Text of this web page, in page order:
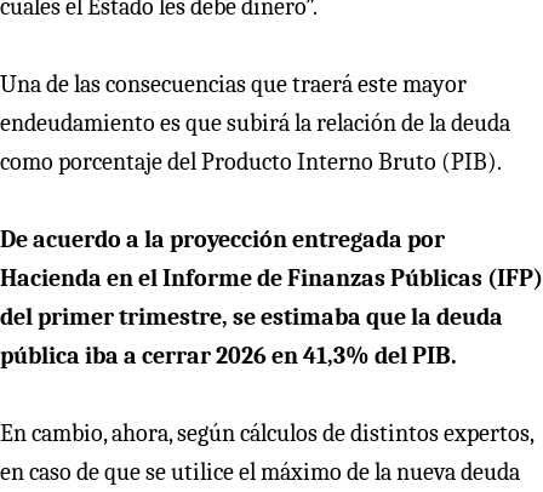
cuales el Estado les debe dinero”.
Una de las consecuencias que traerá este mayor
endeudamiento es que subirá la relación de la deuda
como porcentaje del Producto Interno Bruto (PIB).
De acuerdo a la proyección entregada por
Hacienda en el Informe de Finanzas Públicas (IFP)
del primer trimestre, se estimaba que la deuda
pública iba a cerrar 2026 en 41,3% del PIB.
En cambio, ahora, según cálculos de distintos expertos,
en caso de que se utilice el máximo de la nueva deuda